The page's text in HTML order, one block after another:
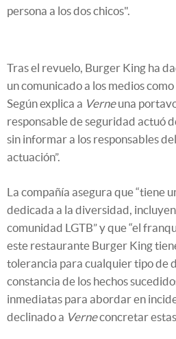
persona a los dos chicos".
Tras el revuelo, Burger King ha
un comunicado a los medios
Según explica a Verneuna
responsable de seguridad actuó
sin informar a los responsables
actuación”.
La compañía asegura que “tiene
dedicada a la diversidad,
comunidad LGTB” y que “el
este restaurante Burger King
tolerancia para cualquier tipo de
constancia de los hechos
inmediatas para abordar en
declinado a Verneconcretar